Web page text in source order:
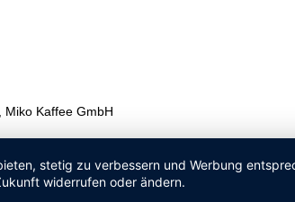
Kaffee GmbH
stetig zu verbessern und Werbung
widerrufen oder ändern.